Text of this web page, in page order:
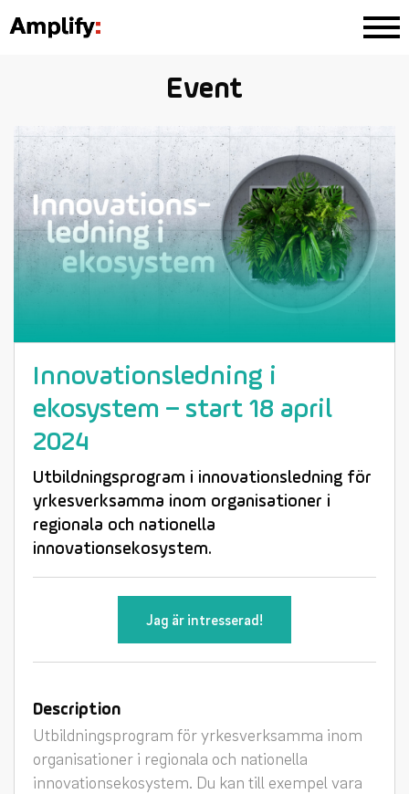
Event
Innovations­ledning i
ekosystem – start 18 april
2024
Utbildningsprogram i innovationsledning för
yrkesverksamma inom organisationer i
regionala och nationella
innovationsekosystem.
Jag är intresserad!
Description
Utbildningsprogram för yrkesverksamma inom
organisationer i regionala och nationella
innovationsekosystem. Du kan till exempel vara